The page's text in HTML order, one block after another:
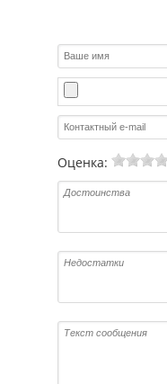
Оценка: